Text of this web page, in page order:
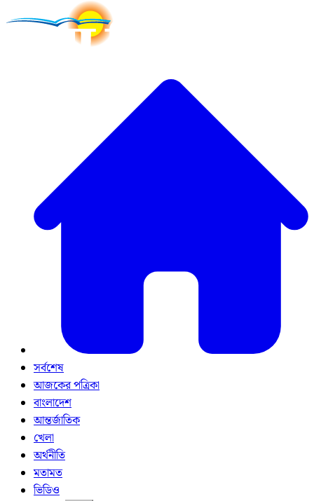
সর্বশেষ
আজকের পত্রিকা
বাংলাদেশ
আন্তর্জাতিক
খেলা
অর্থনীতি
মতামত
ভিডিও